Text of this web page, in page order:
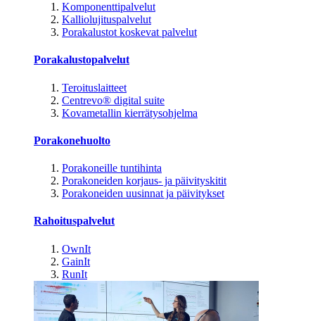
Komponenttipalvelut
Kalliolujituspalvelut
Porakalustot koskevat palvelut
Porakalustopalvelut
Teroituslaitteet
Centrevo® digital suite
Kovametallin kierrätysohjelma
Porakonehuolto
Porakoneille tuntihinta
Porakoneiden korjaus- ja päivityskitit
Porakoneiden uusinnat ja päivitykset
Rahoituspalvelut
OwnIt
GainIt
RunIt